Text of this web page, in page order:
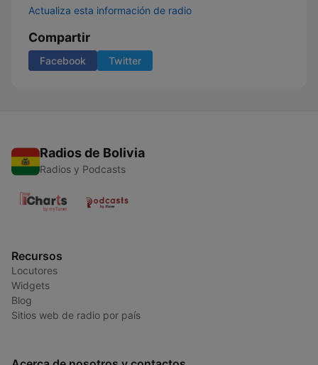
Actualiza esta información de radio
Compartir
Facebook Twitter
Radios de Bolivia
Radios y Podcasts
Recursos
Locutores
Widgets
Blog
Sitios web de radio por país